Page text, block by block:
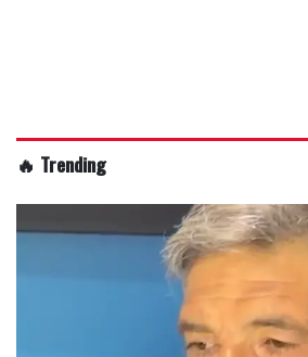
🔥 Trending